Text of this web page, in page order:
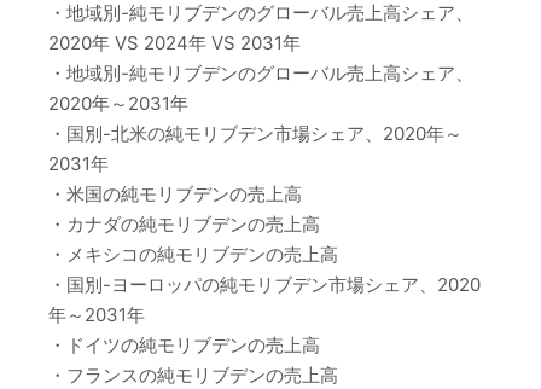
・地域別-純モリブデンのグローバル売上高シェア、
2020年 VS 2024年 VS 2031年
・地域別-純モリブデンのグローバル売上高シェア、
2020年～2031年
・国別-北米の純モリブデン市場シェア、2020年～
2031年
・米国の純モリブデンの売上高
・カナダの純モリブデンの売上高
・メキシコの純モリブデンの売上高
・国別-ヨーロッパの純モリブデン市場シェア、2020
年～2031年
・ドイツの純モリブデンの売上高
・フランスの純モリブデンの売上高